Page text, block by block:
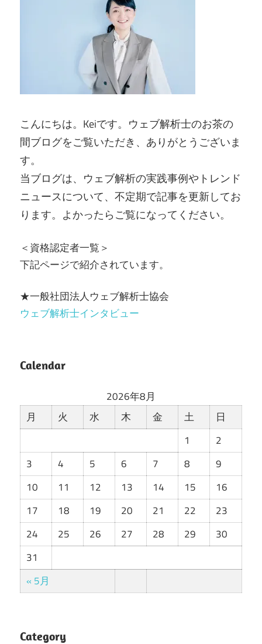
こんにちは。Keiです。ウェブ解析士のお茶の
間ブログをご覧いただき、ありがとうございま
す。
当ブログは、ウェブ解析の実践事例やトレンド
ニュースについて、不定期で記事を更新してお
ります。よかったらご覧になってください。
＜資格認定者一覧＞
下記ページで紹介されています。
★一般社団法人ウェブ解析士協会
ウェブ解析士インタビュー
Calendar
2026年8月
月
火 水 木 金 土 日
« 5月
1
2
3
4 5 6 7 8
9
10
11 12 13 14 15
16
17
18 19 20 21 22
23
24
25 26 27 28 29
30
31
Category